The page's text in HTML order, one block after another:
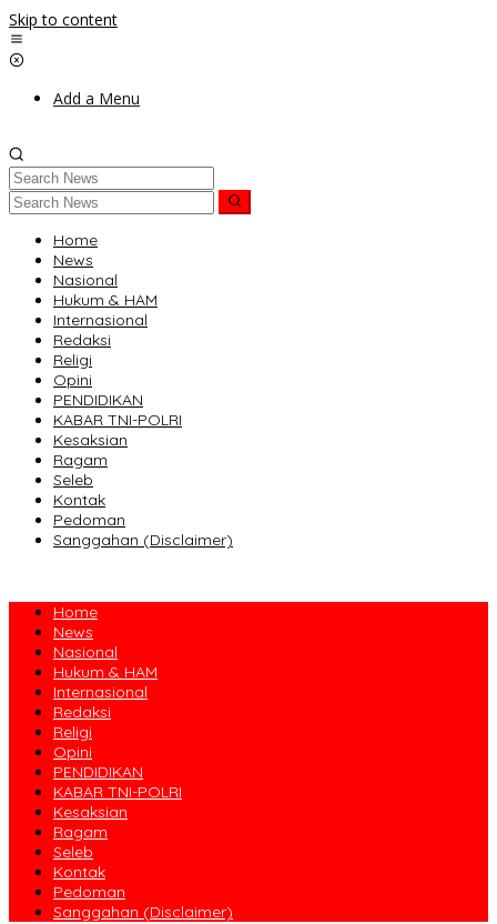
Skip to content
Add a Menu
Home
News
Nasional
Hukum & HAM
Internasional
Redaksi
Religi
Opini
PENDIDIKAN
KABAR TNI-POLRI
Kesaksian
Ragam
Seleb
Kontak
Pedoman
Sanggahan (Disclaimer)
Home
News
Nasional
Hukum & HAM
Internasional
Redaksi
Religi
Opini
PENDIDIKAN
KABAR TNI-POLRI
Kesaksian
Ragam
Seleb
Kontak
Pedoman
Sanggahan (Disclaimer)